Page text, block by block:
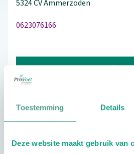
Toestemming Details
Deze website maakt gebruik van
5324 CVAmmerzoden
0623076166
Bezoek de website
Schrijf ook een review
Aandachtsgebieden